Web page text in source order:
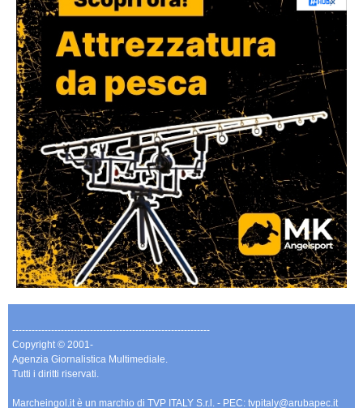
-------------------------------------------------------------
Copyright © 2001-
Agenzia Giornalistica Multimediale.
Tutti i diritti riservati.
Marcheingol.it è un marchio di TVP ITALY S.r.l. - PEC: tvpitaly@arubapec.it